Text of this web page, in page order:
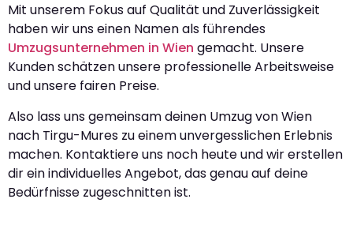
Mit unserem Fokus auf Qualität und Zuverlässigkeit
haben wir uns einen Namen als führendes
Umzugsunternehmen in Wien gemacht. Unsere
Kunden schätzen unsere professionelle Arbeitsweise
und unsere fairen Preise.
Also lass uns gemeinsam deinen Umzug von Wien
nach Tirgu-Mures zu einem unvergesslichen Erlebnis
machen. Kontaktiere uns noch heute und wir erstellen
dir ein individuelles Angebot, das genau auf deine
Bedürfnisse zugeschnitten ist.